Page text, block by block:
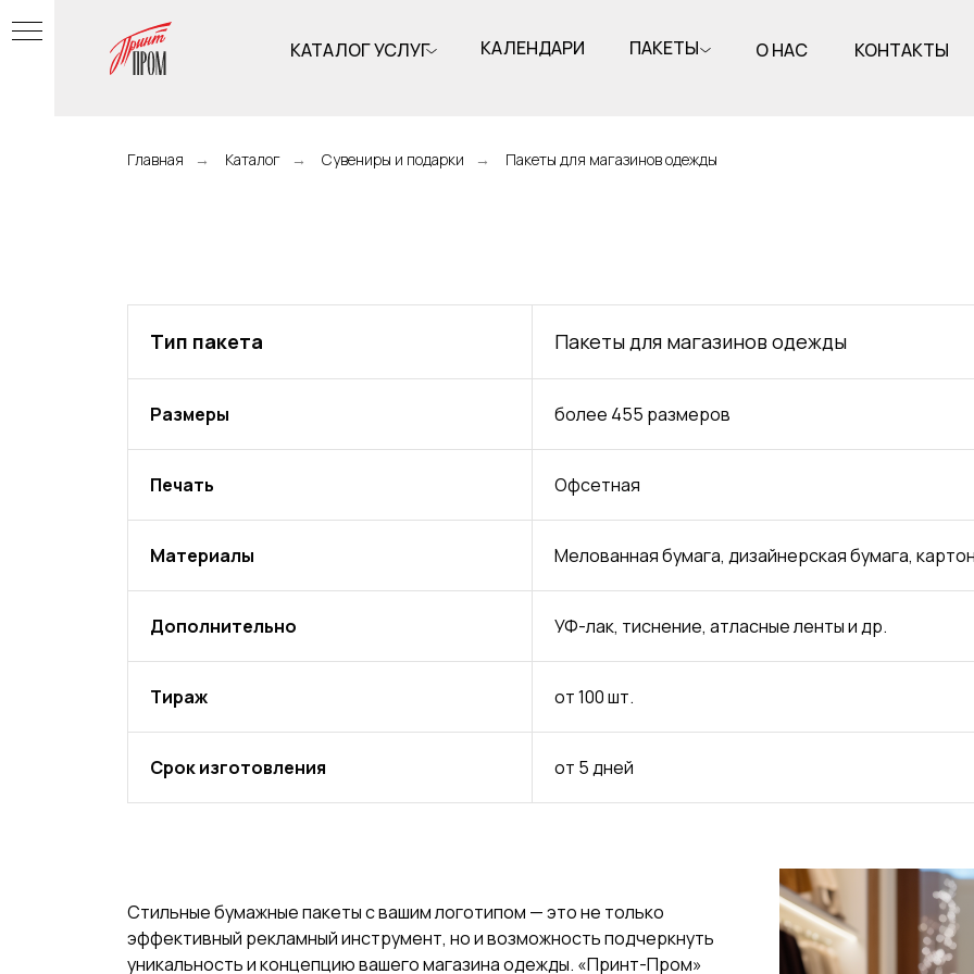
О НАС КОНТАКТЫ
КАЛЕНДАРИ
КАТАЛОГ УСЛУГ ПАКЕТЫ
Главная → Каталог → Сувениры и подарки → Пакеты для магазинов одежды
Тип пакета Пакеты для магазинов одежды
Размеры более 455 размеров
Печать Офсетная
Материалы Мелованная бумага, дизайнерская бумага,
Дополнительно УФ-лак, тиснение, атласные ленты и др.
Тираж от 100 шт.
Срок изготовления от 5 дней
Стильные бумажные пакеты с вашим логотипом — это не только
эффективный рекламный инструмент, но и возможность подчеркнуть
уникальность и концепцию вашего магазина одежды. «Принт-Пром»